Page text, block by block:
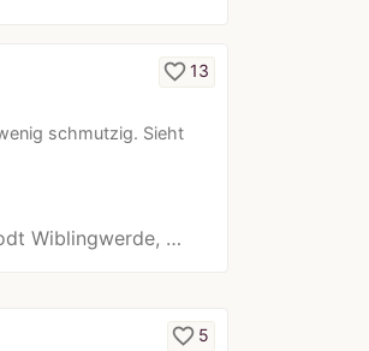
schmutzig. Sieht
favorite_border13
Wiblingwerde, …
favorite_border 5